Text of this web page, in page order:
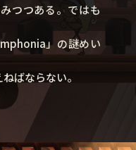
つつある。ではも
」の謎めい
ばならない。